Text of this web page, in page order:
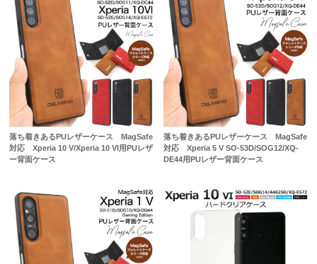
落ち着きあるPUレザーケース MagSafe
対応 Xperia 10 V/Xperia 10 VI用PUレザ
ー背面ケース
落ち着きあるPUレザーケース MagSafe
対応 Xperia 5 V SO-53D/SOG12/XQ-
DE44用PUレザー背面ケース